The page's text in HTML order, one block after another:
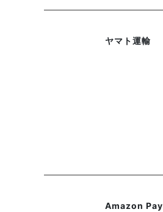
ヤマト運輸
Amazon Pay